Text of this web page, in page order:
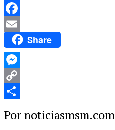
WhatsApp
Facebook
Email Share
Messenger
Copy
Por noticiasmsm.com